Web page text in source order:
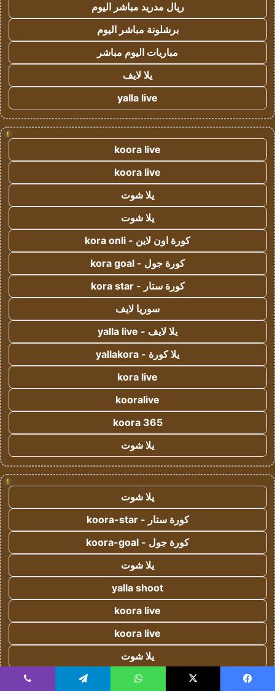
ريال مدريد مباشر اليوم
برشلونة مباشر اليوم
مباريات اليوم مباشر
يلا لايف
yalla live
!
koora live
koora live
يلا شوت
يلا شوت
كورة اون لاين - kora onli
كورة جول - kora goal
كورة ستار - kora star
سوريا لايف
يلا لايف - yalla live
يلا كورة - yallakora
kora live
kooralive
koora 365
يلا شوت
!
يلا شوت
كورة ستار - koora-star
كورة جول - koora-goal
يلا شوت
yalla shoot
koora live
koora live
يلا شوت
koora live